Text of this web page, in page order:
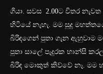
ගියා. සවස 2.00ට විතර
හිටියේ නැහැ. මම සුදු
බිරිඳගෙන් පුතා ගැන ඇහුවාම
පුතා සාලේ පැදුරක හාන්සි
බිරිඳ මොකුත් කිව්වේ නෑ. මම